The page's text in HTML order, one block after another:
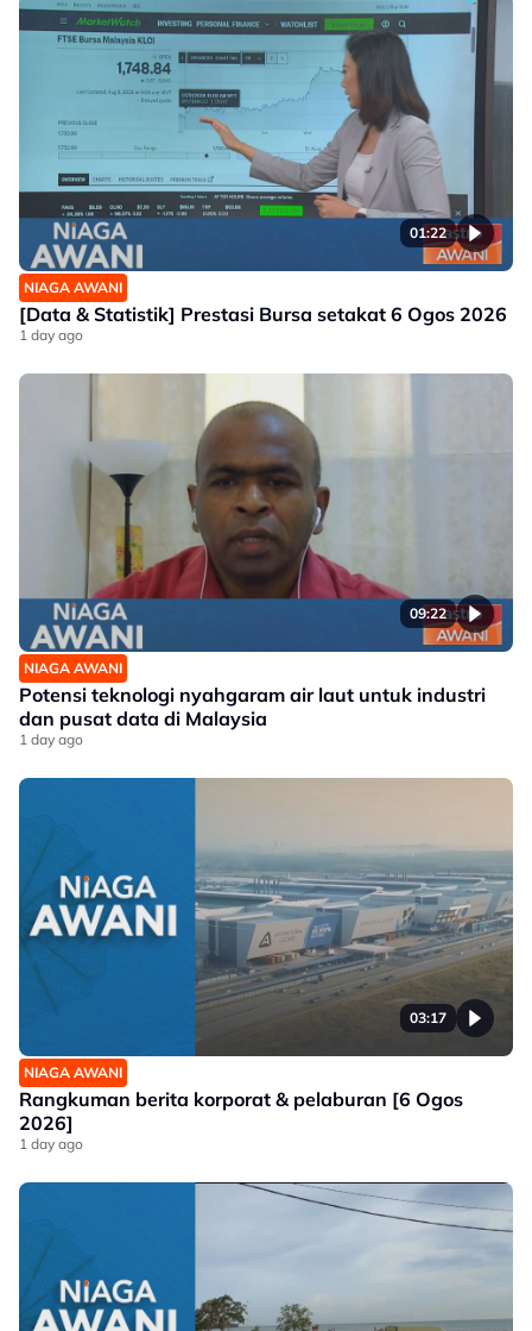
01:22
NIAGA AWANI
[Data & Statistik] Prestasi Bursa setakat 6 Ogos 2026
1 day ago
09:22
NIAGA AWANI
Potensi teknologi nyahgaram air laut untuk industri
dan pusat data di Malaysia
1 day ago
03:17
NIAGA AWANI
Rangkuman berita korporat & pelaburan [6 Ogos
2026]
1 day ago